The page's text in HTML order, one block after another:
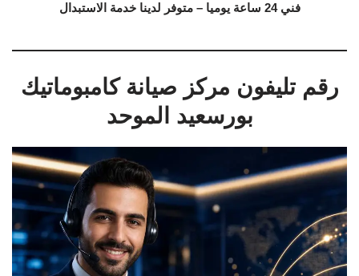
فني 24 ساعة يوميا – متوفر لدينا خدمة الاستبدال
رقم تليفون مركز صيانة كامبوماتيك
بورسعيد الموحد